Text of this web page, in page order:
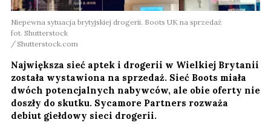
Niepewna sytuacja brytyjskiej drogerii. Boots UK na sprzedaż
fot. Shutterstock
Shutterstock.com
Największa sieć aptek i drogerii w Wielkiej Brytanii
została wystawiona na sprzedaż. Sieć Boots miała
dwóch potencjalnych nabywców, ale obie oferty nie
doszły do skutku. Sycamore Partners rozważa
debiut giełdowy sieci drogerii.